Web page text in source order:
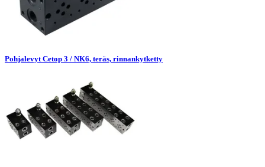
Pohjalevyt Cetop 3 / NK6, teräs, rinnankytketty